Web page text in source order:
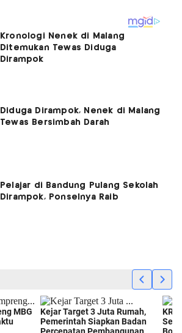
Kronologi Nenek di Malang
Ditemukan Tewas Diduga
Dirampok
Diduga Dirampok, Nenek di Malang
Tewas Bersimbah Darah
Pelajar di Bandung Pulang Sekolah
Dirampok, Ponselnya Raib